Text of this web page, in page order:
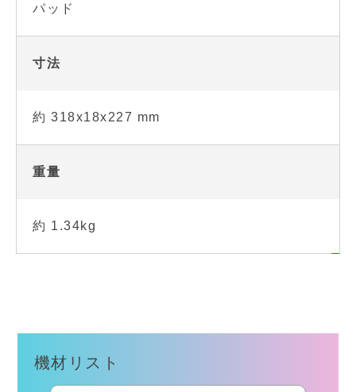
パッド
寸法
約 318x18x227 mm
重量
約 1.34kg
機材リスト